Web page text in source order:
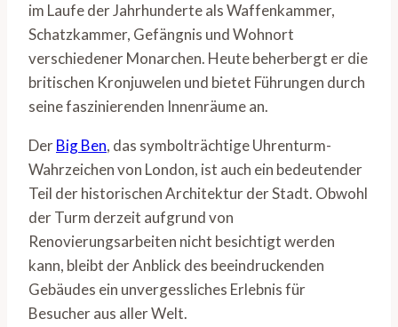
im Laufe der Jahrhunderte als Waffenkammer,
Schatzkammer, Gefängnis und Wohnort
verschiedener Monarchen. Heute beherbergt er die
britischen Kronjuwelen und bietet Führungen durch
seine faszinierenden Innenräume an.
DerBig Ben, das symbolträchtige Uhrenturm-
Wahrzeichen von London, ist auch ein bedeutender
Teil der historischen Architektur der Stadt. Obwohl
der Turm derzeit aufgrund von
Renovierungsarbeiten nicht besichtigt werden
kann, bleibt der Anblick des beeindruckenden
Gebäudes ein unvergessliches Erlebnis für
Besucher aus aller Welt.